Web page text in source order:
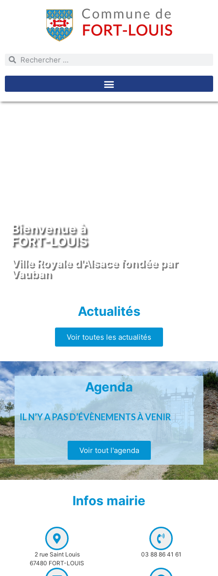
Bienvenue à
FORT-LOUIS
Ville Royale d'Alsace fondée par
Vauban
Actualités
Voir toutes les actualités
Agenda
IL N’Y A PAS D’ÉVÈNEMENTS À VENIR
Voir tout l'agenda
Infos mairie
2 rue Saint Louis
67480 FORT-LOUIS
03 88 86 41 61